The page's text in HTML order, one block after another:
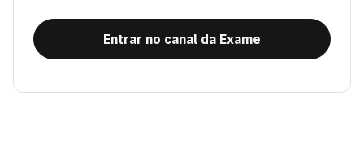
Entrar no canal da Exame